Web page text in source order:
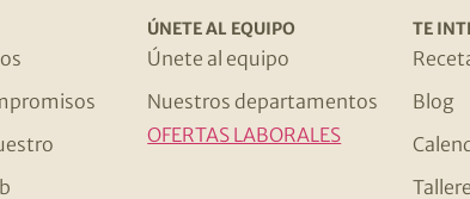
ÚNETE AL EQUIPO
Únete al equipo
Nuestros departamentos
OFERTAS LABORALES
TE
Blog